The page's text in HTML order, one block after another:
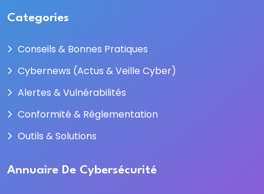
Categories
Conseils & Bonnes Pratiques
Cybernews (Actus & Veille Cyber)
Alertes & Vulnérabilités
Conformité & Réglementation
Outils & Solutions
Annuaire De Cybersécurité